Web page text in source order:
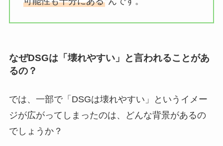
なぜDSGは「壊れやすい」と言われることがあ
るの？
では、一部で「DSGは壊れやすい」というイメー
ジが広がってしまったのは、どんな背景があるの
でしょうか？